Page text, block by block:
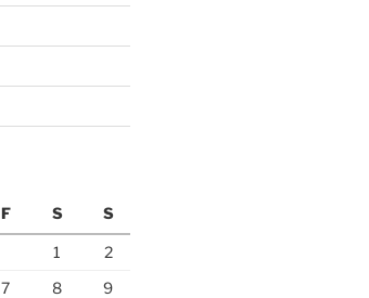
F S S
1
2
7 8
9